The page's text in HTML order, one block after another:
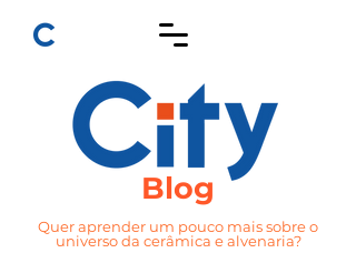
Blog
Quer aprender um pouco mais sobre o
universo da cerâmica e alvenaria?